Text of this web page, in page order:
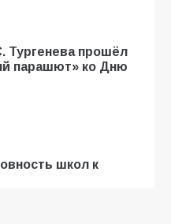
Тургенева прошёл
парашют» ко Дню
школ к